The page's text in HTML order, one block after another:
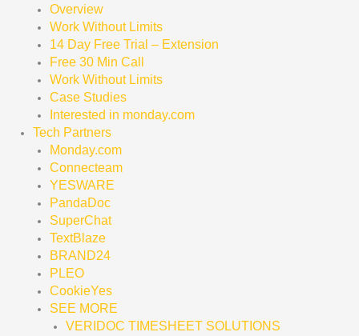
Overview
Work Without Limits
14 Day Free Trial – Extension
Free 30 Min Call
Work Without Limits
Case Studies
Interested in monday.com
Tech Partners
Monday.com
Connecteam
YESWARE
PandaDoc
SuperChat
TextBlaze
BRAND24
PLEO
CookieYes
SEE MORE
VERIDOC TIMESHEET SOLUTIONS